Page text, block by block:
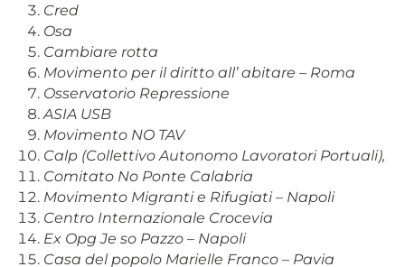
Cred
Osa
Cambiare rotta
Movimento per il diritto all’ abitare – Roma
Osservatorio Repressione
ASIA USB
Movimento NO TAV
Calp (Collettivo Autonomo Lavoratori Portuali),
Comitato No Ponte Calabria
Movimento Migranti e Rifugiati – Napoli
Centro Internazionale Crocevia
Ex Opg Je so Pazzo – Napoli
Casa del popolo Marielle Franco – Pavia